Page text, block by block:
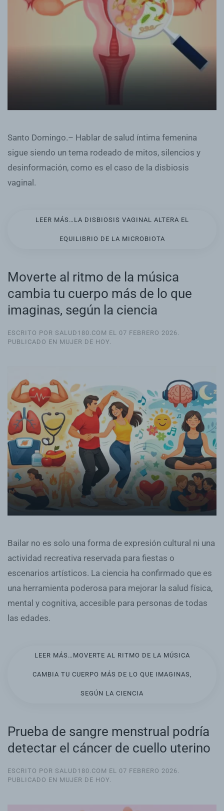
Santo Domingo.– Hablar de salud íntima femenina
sigue siendo un tema rodeado de mitos, silencios y
desinformación, como es el caso de la disbiosis
vaginal.
LEER MÁS…LA DISBIOSIS VAGINAL ALTERA EL
EQUILIBRIO DE LA MICROBIOTA
Moverte al ritmo de la música
cambia tu cuerpo más de lo que
imaginas, según la ciencia
ESCRITO POR SALUD180.COM EL 07 FEBRERO 2026
PUBLICADO EN MUJER DE HOY
Bailar no es solo una forma de expresión cultural ni una
actividad recreativa reservada para fiestas o
escenarios artísticos. La ciencia ha confirmado que es
una herramienta poderosa para mejorar la salud física,
mental y cognitiva, accesible para personas de todas
las edades.
LEER MÁS…MOVERTE AL RITMO DE LA MÚSICA
CAMBIA TU CUERPO MÁS DE LO QUE IMAGINAS,
SEGÚN LA CIENCIA
Prueba de sangre menstrual podría
detectar el cáncer de cuello uterino
ESCRITO POR SALUD180.COM EL 07 FEBRERO 2026.
PUBLICADO EN MUJER DE HOY.